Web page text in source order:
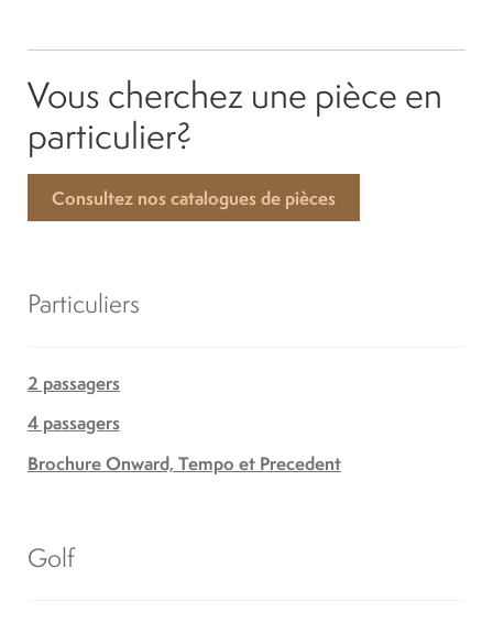
Vous cherchez une pièce en
particulier?
Consultez nos catalogues de pièces
Particuliers
2 passagers
4 passagers
Brochure Onward, Tempo et Precedent
Golf